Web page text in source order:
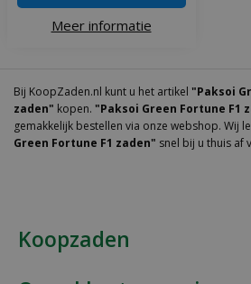
Meer informatie
Bij KoopZaden.nl kunt u het artikel "Paksoi
zaden" kopen. "Paksoi Green Fortune F1
gemakkelijk bestellen via onze webshop. Wij
Green Fortune F1 zaden" snel bij u thuis af
Koopzaden